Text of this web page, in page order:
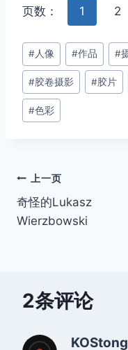
页数： 1 2
文
章
标
签：
#人像 #作品 #
#胶卷摄影 #胶片
#色彩
文
章
上一页
奇怪的Lukasz
Wierzbowski
2条评论
KOStong